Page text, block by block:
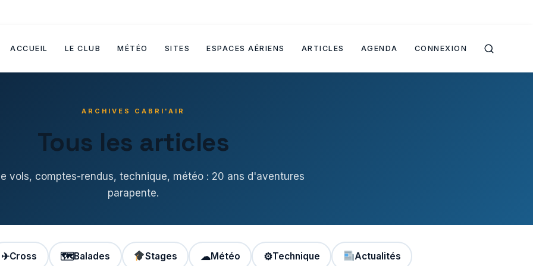
ACCUEIL LE CLUB MÉTÉO SITES ESPACES AÉRIENS ARTICLES AGENDA CONNEXION
ARCHIVES CABRI'AIR
Tous les articles
vols, comptes-rendus, technique, météo : 20 ans d'aventures
parapente.
✈Cross 🗺Balades Stages ☁Météo ⚙Technique Actualités